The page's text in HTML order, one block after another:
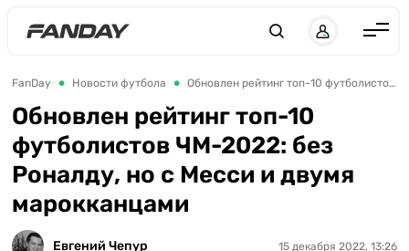
Англия
Испания
Германия
Италия
Франция
Украина
FanDay Новости футбола Обновлен рейтинг топ-10 футболистов ЧМ-2022: без Роналду, но с Месси и двумя марокканцами
Обновлен рейтинг топ-10
футболистов ЧМ-2022: без
Роналду, но с Месси и двумя
марокканцами
Евгений Чепур
15 декабря 2022, 13:26